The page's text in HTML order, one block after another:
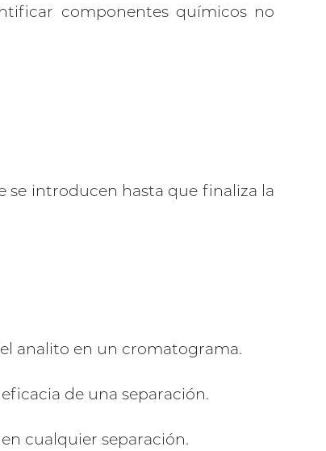
componentes químicos no
se introducen hasta que finaliza la
analito en un cromatograma.
de una separación.
cualquier separación.